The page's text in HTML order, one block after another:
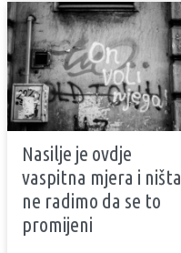
Nasilje je ovdje
vaspitna mjera i ništa
ne radimo da se to
promijeni